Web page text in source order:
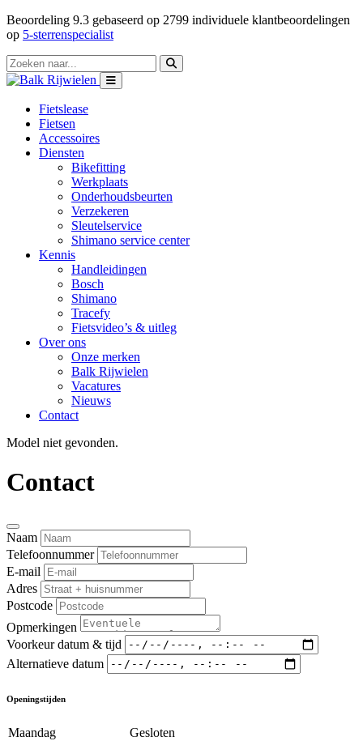
Beoordeling 9.3 gebaseerd op 2799 individuele klantbeoordelingen
op 5-sterrenspecialist
Fietslease
Fietsen
Accessoires
Diensten
Bikefitting
Werkplaats
Onderhoudsbeurten
Verzekeren
Sleutelservice
Shimano service center
Kennis
Handleidingen
Bosch
Shimano
Tracefy
Fietsvideo’s & uitleg
Over ons
Onze merken
Balk Rijwielen
Vacatures
Nieuws
Contact
Model niet gevonden.
Contact
Naam
Telefoonnummer
E-mail
Adres
Postcode
Opmerkingen
Voorkeur datum & tijd
Alternatieve datum
Openingstijden
Maandag
Gesloten